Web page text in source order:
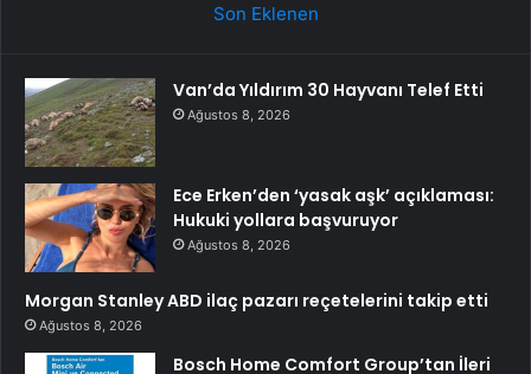
Son Eklenen
Van’da Yıldırım 30 Hayvanı Telef Etti
Ağustos 8, 2026
Ece Erken’den ‘yasak aşk’ açıklaması:
Hukuki yollara başvuruyor
Ağustos 8, 2026
Morgan Stanley ABD ilaç pazarı reçetelerini takip etti
Ağustos 8, 2026
Bosch Home Comfort Group’tan İleri